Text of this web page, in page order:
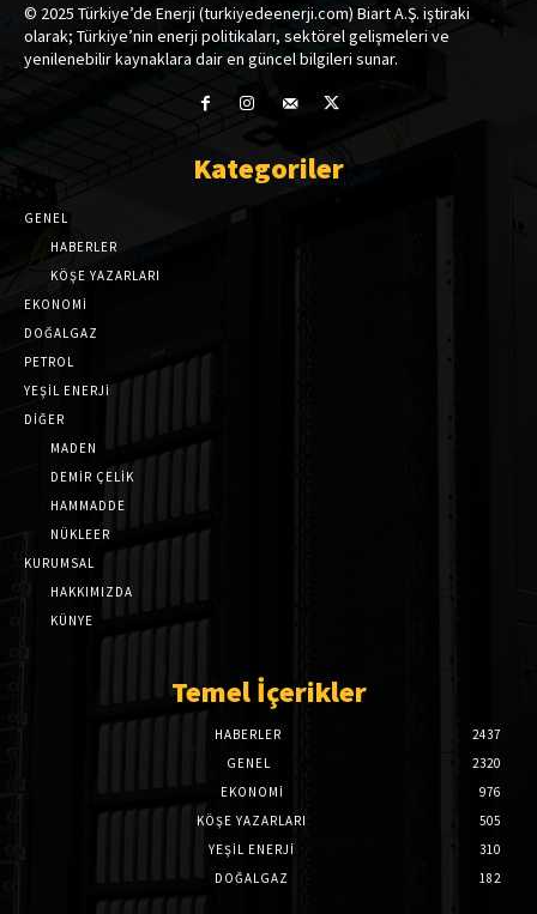
© 2025 Türkiye’de Enerji (turkiyedeenerji.com) Biart A.Ş. iştiraki
olarak; Türkiye’nin enerji politikaları, sektörel gelişmeleri ve
yenilenebilir kaynaklara dair en güncel bilgileri sunar.
Kategoriler
GENEL
HABERLER
KÖŞE YAZARLARI
EKONOMİ
DOĞALGAZ
PETROL
YEŞİL ENERJİ
DİĞER
MADEN
DEMİR ÇELİK
HAMMADDE
NÜKLEER
KURUMSAL
HAKKIMIZDA
KÜNYE
Temel İçerikler
HABERLER
2437
GENEL
2320
EKONOMI
976
KÖŞE YAZARLARI
505
YEŞİL ENERJİ
310
DOĞALGAZ
182